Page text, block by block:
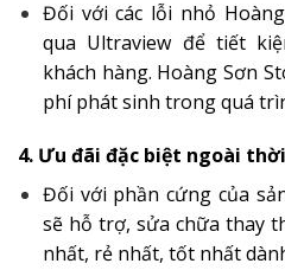
Đối với các lỗi nhỏ
qua Ultraview để tiết
khách hàng. Hoàng Sơn
phí phát sinh trong quá
4. Ưu đãi đặc biệt ngoài
Đối với phần cứng của
sẽ hỗ trợ, sửa chữa thay
nhất, rẻ nhất, tốt nhất